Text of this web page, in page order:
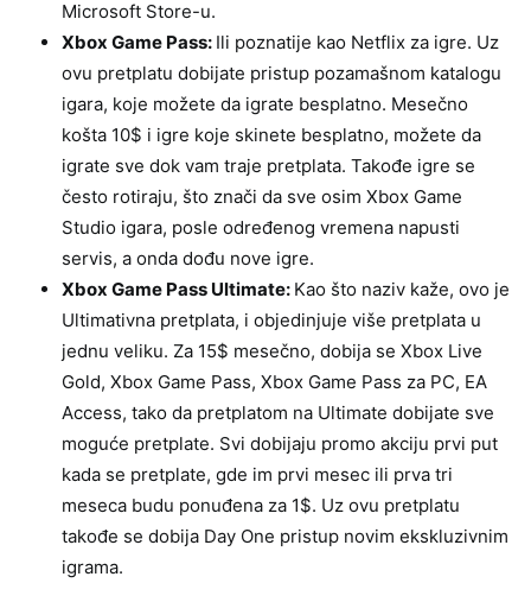
Microsoft Store-u.
Xbox Game Pass: Ili poznatije kao Netflix za igre. Uz
ovu pretplatu dobijate pristup pozamašnom katalogu
igara, koje možete da igrate besplatno. Mesečno
košta 10$ i igre koje skinete besplatno, možete da
igrate sve dok vam traje pretplata. Takođe igre se
često rotiraju, što znači da sve osim Xbox Game
Studio igara, posle određenog vremena napusti
servis, a onda dođu nove igre.
Xbox Game Pass Ultimate: Kao što naziv kaže, ovo je
Ultimativna pretplata, i objedinjuje više pretplata u
jednu veliku. Za 15$ mesečno, dobija se Xbox Live
Gold, Xbox Game Pass, Xbox Game Pass za PC, EA
Access, tako da pretplatom na Ultimate dobijate sve
moguće pretplate. Svi dobijaju promo akciju prvi put
kada se pretplate, gde im prvi mesec ili prva tri
meseca budu ponuđena za 1$. Uz ovu pretplatu
takođe se dobija Day One pristup novim ekskluzivnim
igrama.